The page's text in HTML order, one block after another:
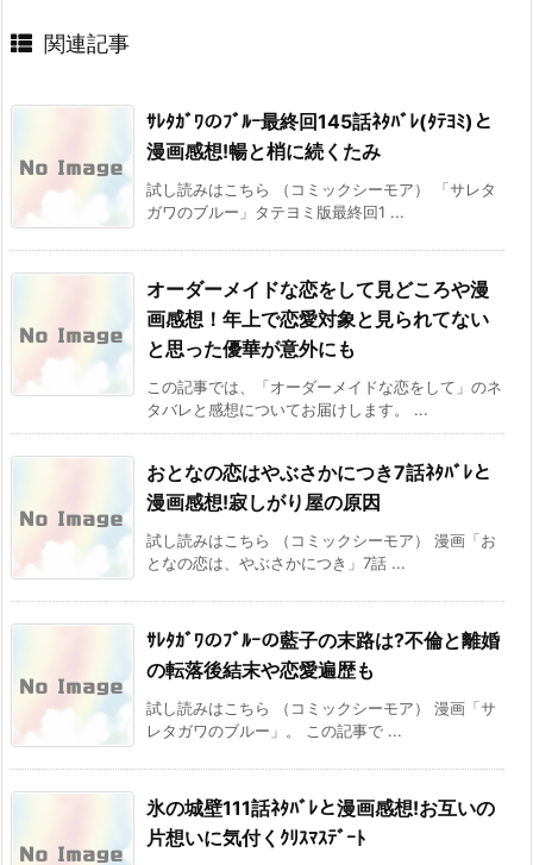
関連記事
ｻﾚﾀｶﾞﾜのﾌﾞﾙｰ最終回145話ﾈﾀﾊﾞﾚ(ﾀﾃﾖﾐ)と
漫画感想!暢と梢に続くたみ
試し読みはこちら （コミックシーモア） 「サレタ
ガワのブルー」タテヨミ版最終回1 ...
オーダーメイドな恋をして見どころや漫
画感想！年上で恋愛対象と見られてない
と思った優華が意外にも
この記事では、「オーダーメイドな恋をして」のネ
タバレと感想についてお届けします。 ...
おとなの恋はやぶさかにつき7話ﾈﾀﾊﾞﾚと
漫画感想!寂しがり屋の原因
試し読みはこちら （コミックシーモア） 漫画「お
となの恋は、やぶさかにつき」7話 ...
ｻﾚﾀｶﾞﾜのﾌﾞﾙｰの藍子の末路は?不倫と離婚
の転落後結末や恋愛遍歴も
試し読みはこちら （コミックシーモア） 漫画「サ
レタガワのブルー」。 この記事で ...
氷の城壁111話ﾈﾀﾊﾞﾚと漫画感想!お互いの
片想いに気付くｸﾘｽﾏｽﾃﾞｰﾄ